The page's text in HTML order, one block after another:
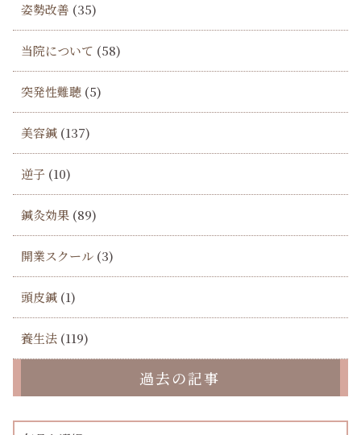
姿勢改善 (35)
当院について (58)
突発性難聴 (5)
美容鍼 (137)
逆子 (10)
鍼灸効果 (89)
開業スクール (3)
頭皮鍼 (1)
養生法 (119)
過去の記事